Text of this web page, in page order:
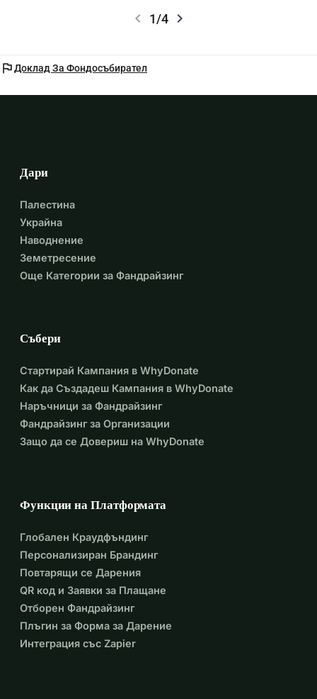
chevron_left 1/4 chevron_right
flagДоклад За Фондосъбирател
Дари
Палестина
Украйна
Наводнение
Земетресение
Още Категории за Фандрайзинг
Събери
Стартирай Кампания в WhyDonate
Как да Създадеш Кампания в WhyDonate
Наръчници за Фандрайзинг
Фандрайзинг за Организации
Защо да се Довериш на WhyDonate
Функции на Платформата
Глобален Краудфъндинг
Персонализиран Брандинг
Повтарящи се Дарения
QR код и Заявки за Плащане
Отборен Фандрайзинг
Плъгин за Форма за Дарение
Интеграция със Zapier